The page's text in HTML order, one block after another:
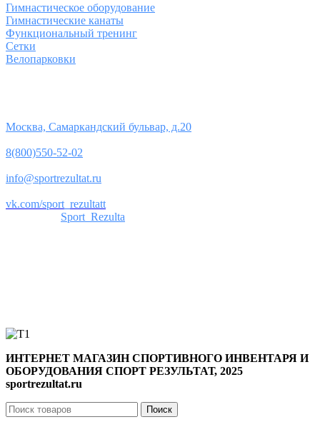
Гимнастическое оборудование
Гимнастические канаты
Функциональный тренинг
Сетки
Велопарковки
Москва, Самаркандский бульвар, д.20
8(800)550-52-02
info@sportrezultat.ru
vk.com/sport_rezultatt
Sport_Rezulta
ИНТЕРНЕТ МАГАЗИН СПОРТИВНОГО ИНВЕНТАРЯ И
ОБОРУДОВАНИЯ СПОРТ РЕЗУЛЬТАТ, 2025
sportrezultat.ru
Поиск